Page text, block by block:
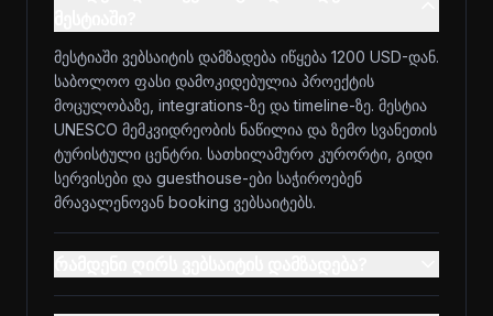
მესტიაში ვებსაიტის დამზადება იწყება 1200 USD-დან.
საბოლოო ფასი დამოკიდებულია პროექტის
მოცულობაზე, integrations-ზე და timeline-ზე. მესტია
UNESCO მემკვიდრეობის ნაწილია და ზემო სვანეთის
ტურისტული ცენტრი. სათხილამურო კურორტი, გიდი
სერვისები და guesthouse-ები საჭიროებენ
მრავალენოვან booking ვებსაიტებს.